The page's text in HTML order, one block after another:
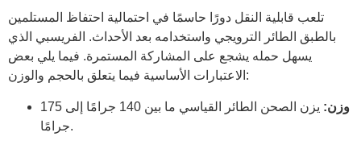
تلعب قابلية النقل دورًا حاسمًا في احتمالية احتفاظ المستلمين
بالطبق الطائر الترويجي واستخدامه بعد الأحداث. الفريسبي الذي
يسهل حمله يشجع على المشاركة المستمرة. فيما يلي بعض
الاعتبارات الأساسية فيما يتعلق بالحجم والوزن:
وزن:
يزن الصحن الطائر القياسي ما بين 140 جرامًا إلى 175
جرامًا.